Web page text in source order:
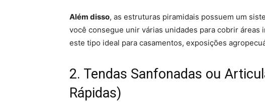
Além disso, as estruturas piramidais possuem um
você consegue unir várias unidades para cobrir áreas
este tipo ideal para casamentos, exposições
2. Tendas Sanfonadas ou
Rápidas)